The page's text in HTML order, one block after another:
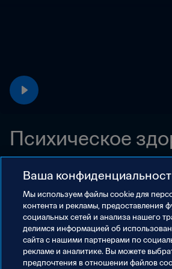
Психическое
03:17
Ваша
Мы используем файлы сookie для
контента и рекламы, предоставления
социальных сетей и анализа нашего
делимся информацией об
сайта с нашими партнерами по
рекламе и аналитике. Вы можете
предпочтения в отношении файлов